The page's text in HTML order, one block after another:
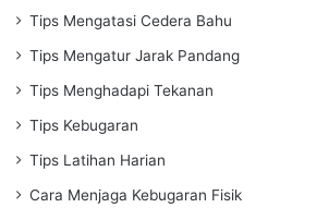
Tips Mengatasi Cedera Bahu
Tips Mengatur Jarak Pandang
Tips Menghadapi Tekanan
Tips Kebugaran
Tips Latihan Harian
Cara Menjaga Kebugaran Fisik